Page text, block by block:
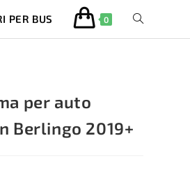
PER BUS 0 ATTIVA/
SUL
per auto
Berlingo 2019+